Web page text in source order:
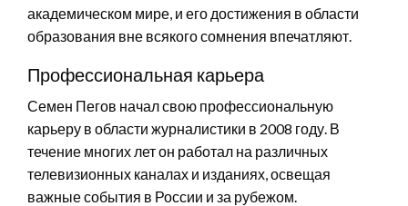
академическом мире, и его достижения в области
образования вне всякого сомнения впечатляют.
Профессиональная карьера
Семен Пегов начал свою профессиональную
карьеру в области журналистики в 2008 году. В
течение многих лет он работал на различных
телевизионных каналах и изданиях, освещая
важные события в России и за рубежом.